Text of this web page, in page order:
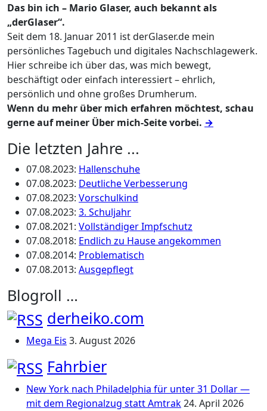
Das bin ich – Mario Glaser, auch bekannt als
„derGlaser“.
Seit dem 18. Januar 2011 ist derGlaser.de mein
persönliches Tagebuch und digitales Nachschlagewerk.
Hier schreibe ich über das, was mich bewegt,
beschäftigt oder einfach interessiert – ehrlich,
persönlich und ohne großes Drumherum.
Wenn du mehr über mich erfahren möchtest, schau
gerne auf meiner Über mich-Seite vorbei. →
Die letzten Jahre ...
07.08.2023: Hallenschuhe
07.08.2023: Deutliche Verbesserung
07.08.2023: Vorschulkind
07.08.2023: 3. Schuljahr
07.08.2021: Vollständiger Impfschutz
07.08.2018: Endlich zu Hause angekommen
07.08.2014: Problematisch
07.08.2013: Ausgepflegt
Blogroll …
derheiko.com
Mega Eis 3. August 2026
Fahrbier
New York nach Philadelphia für unter 31 Dollar —
mit dem Regionalzug statt Amtrak24. April 2026